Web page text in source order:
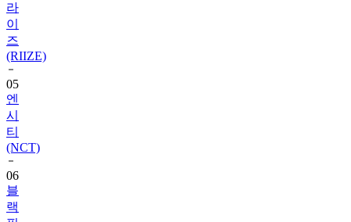
라
이
즈
(RIIZE)
05
엔
시
티
(NCT)
06
블
랙